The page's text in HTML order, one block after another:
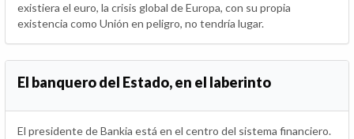
existiera el euro, la crisis global de Europa, con su propia
existencia como Unión en peligro, no tendría lugar.
El banquero del Estado, en el laberinto
El presidente de Bankia está en el centro del sistema financiero.